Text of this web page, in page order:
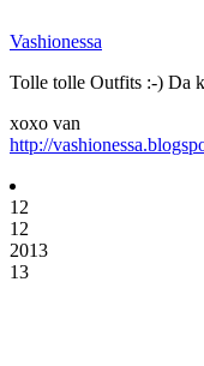
Vashionessa
Tolle tolle Outfits :-) Da
xoxo van
http://
12
12
2013
13